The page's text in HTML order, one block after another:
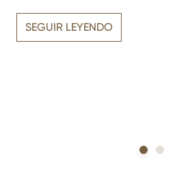
SEGUIR LEYENDO